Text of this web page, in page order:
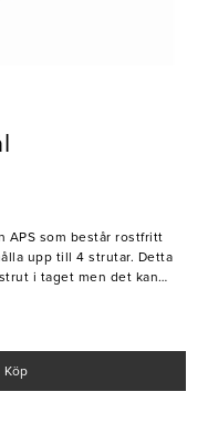
APS som består rostfritt
upp till 4 strutar. Detta
i taget men det kan
de senaste trenderna.
Köp